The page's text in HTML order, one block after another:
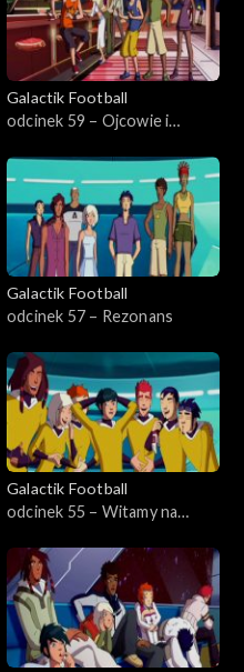
Galactik Football
odcinek 59 – Ojcowie i
Galactik Football
odcinek 57 – Rezonans
Galactik Football
odcinek 55 – Witamy na